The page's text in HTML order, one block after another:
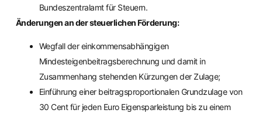
Bundeszentralamt für Steuern.
Änderungen an der steuerlichen Förderung:
Wegfall der einkommensabhängigen
Mindesteigenbeitragsberechnung und damit in
Zusammenhang stehenden Kürzungen der Zulage;
Einführung einer beitragsproportionalen Grundzulage von
30 Cent für jeden Euro Eigensparleistung bis zu einem